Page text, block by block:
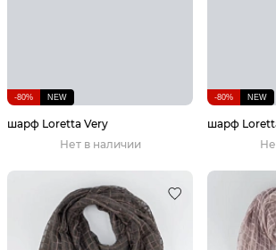
-80% NEW
шарф Loretta Very
Нет в наличии
-80% NEW
шарф